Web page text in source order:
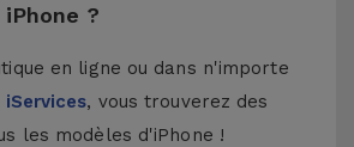
?
en ligne ou dans n'importe
iServices, vous trouverez des
les modèles d'iPhone !